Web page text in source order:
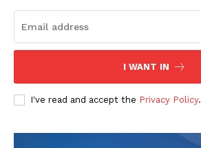
I WANT IN
I've read and accept the Privacy Policy.